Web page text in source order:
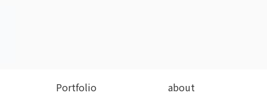
Portfolio about